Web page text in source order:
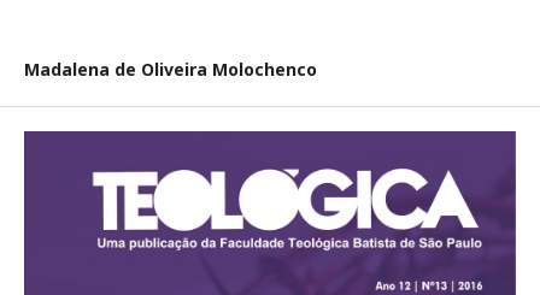
Madalena de Oliveira Molochenco